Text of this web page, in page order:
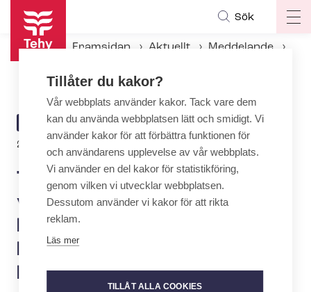
Hoppa
huvudinnehåll
Sök
Framsidan Aktuellt
Meddelande
ARTICLE
CATEGORY
MEDDELANDE
25.5.2021 | 6:09
Tehy: Ansvaret för
vårdarnas coronaersättning
ligger fortfarande hos de
kommande kommunala
beslutsfattarna
Tillåter du kakor?
Vår webbplats använder kakor. Tack vare dem
kan du använda webbplatsen lätt och smidigt. Vi
använder kakor för att förbättra funktionen för
och användarens upplevelse av vår webbplats.
Vi använder en del kakor för statistikföring,
genom vilken vi utvecklar webbplatsen.
Dessutom använder vi kakor för att rikta
reklam.
Läs mer
TILLÅT ALLA COOKIES